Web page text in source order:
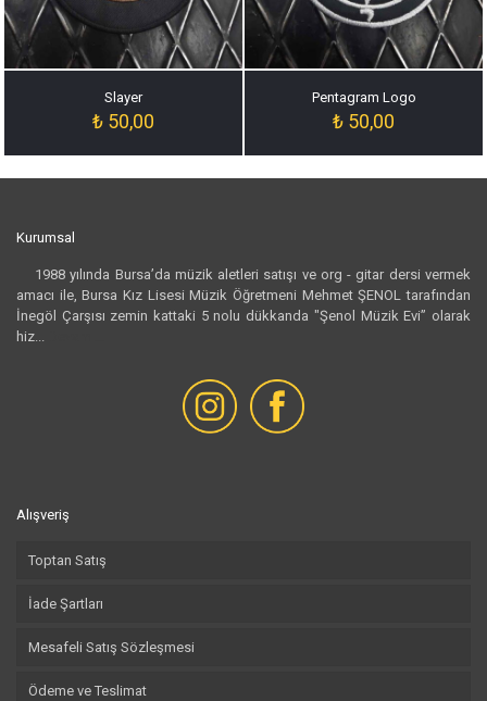
Slayer
₺ 50,00
Pentagram Logo
₺ 50,00
Kurumsal
1988 yılında Bursa’da müzik aletleri satışı ve org - gitar dersi vermek
amacı ile, Bursa Kız Lisesi Müzik Öğretmeni Mehmet ŞENOL tarafından
İnegöl Çarşısı zemin kattaki 5 nolu dükkanda "Şenol Müzik Evi” olarak
hiz...
Alışveriş
Toptan Satış
İade Şartları
Mesafeli Satış Sözleşmesi
Ödeme ve Teslimat